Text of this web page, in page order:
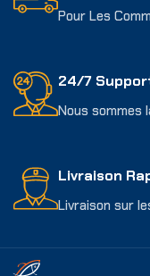
Pour Les
24/7
Nous sommes
Livraison
Livraison sur